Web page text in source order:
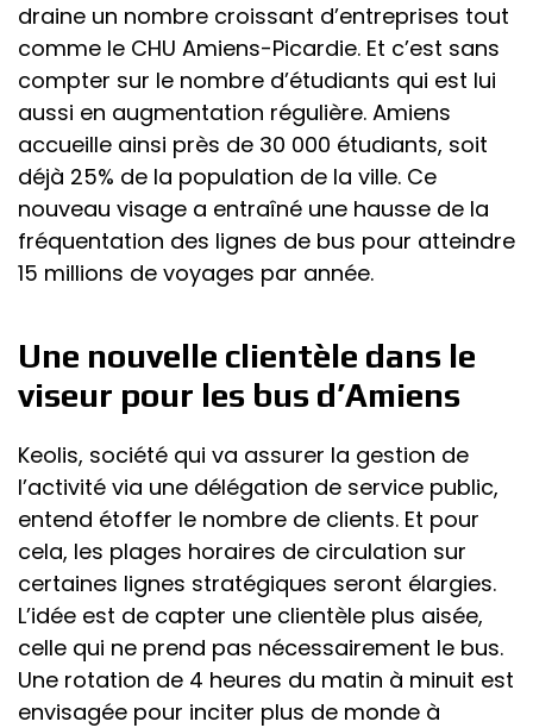
draine un nombre croissant d’entreprises tout
comme le CHU Amiens-Picardie. Et c’est sans
compter sur le nombre d’étudiants qui est lui
aussi en augmentation régulière. Amiens
accueille ainsi près de 30 000 étudiants, soit
déjà 25% de la population de la ville. Ce
nouveau visage a entraîné une hausse de la
fréquentation des lignes de bus pour atteindre
15 millions de voyages par année.
Une nouvelle clientèle dans le
viseur pour les bus d’Amiens
Keolis, société qui va assurer la gestion de
l’activité via une délégation de service public,
entend étoffer le nombre de clients. Et pour
cela, les plages horaires de circulation sur
certaines lignes stratégiques seront élargies.
L’idée est de capter une clientèle plus aisée,
celle qui ne prend pas nécessairement le bus.
Une rotation de 4 heures du matin à minuit est
envisagée pour inciter plus de monde à